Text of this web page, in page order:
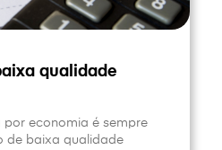
qualidade
por economia é sempre
de baixa qualidade